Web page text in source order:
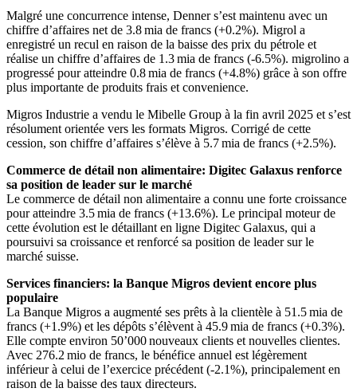
Malgré une concurrence intense, Denner s’est maintenu avec un
chiffre d’affaires net de 3.8 mia de francs (+0.2%). Migrol a
enregistré un recul en raison de la baisse des prix du pétrole et
réalise un chiffre d’affaires de 1.3 mia de francs (-6.5%). migrolino a
progressé pour atteindre 0.8 mia de francs (+4.8%) grâce à son offre
plus importante de produits frais et convenience.
Migros Industrie a vendu le Mibelle Group à la fin avril 2025 et s’est
résolument orientée vers les formats Migros. Corrigé de cette
cession, son chiffre d’affaires s’élève à 5.7 mia de francs (+2.5%).
Commerce de détail non alimentaire: Digitec Galaxus renforce
sa position de leader sur le marché
Le commerce de détail non alimentaire a connu une forte croissance
pour atteindre 3.5 mia de francs (+13.6%). Le principal moteur de
cette évolution est le détaillant en ligne Digitec Galaxus, qui a
poursuivi sa croissance et renforcé sa position de leader sur le
marché suisse.
Services financiers: la Banque Migros devient encore plus
populaire
La Banque Migros a augmenté ses prêts à la clientèle à 51.5 mia de
francs (+1.9%) et les dépôts s’élèvent à 45.9 mia de francs (+0.3%).
Elle compte environ 50’000 nouveaux clients et nouvelles clientes.
Avec 276.2 mio de francs, le bénéfice annuel est légèrement
inférieur à celui de l’exercice précédent (-2.1%), principalement en
raison de la baisse des taux directeurs.